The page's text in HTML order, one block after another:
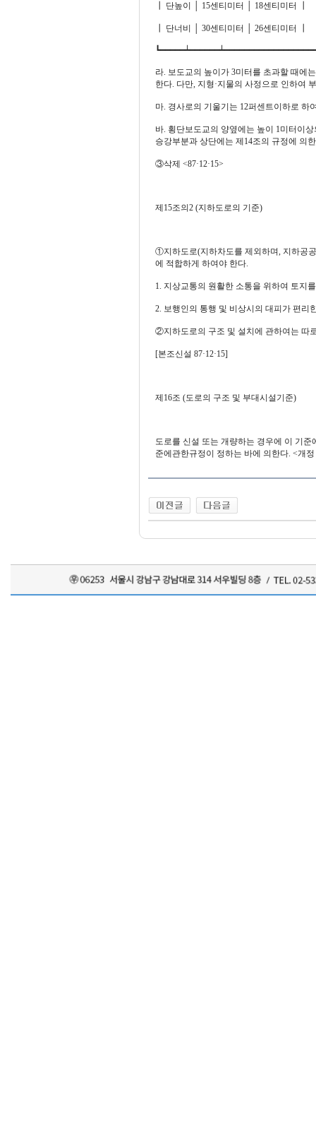
┃ 단높이 │ 15센티미터 │ 18센티미터 ┃
┃ 단너비 │ 30센티미터 │ 26센티미터 ┃
라. 보도교의 높이가 3미터를 초과할 때에
한다. 다만, 지형·지물의 사정으로 인하여
마. 경사로의 기울기는 12퍼센트이하로 하
바. 횡단보도교의 양옆에는 높이 1미터이
승강부분과 상단에는 제14조의 규정에 의
③삭제 <87·12·15>
제15조의2 (지하도로의 기준)
①지하도로(지하차도를 제외하며, 지하공
에 적합하게 하여야 한다.
1. 지상교통의 원활한 소통을 위하여 토지
2. 보행인의 통행 및 비상시의 대피가 편리
②지하도로의 구조 및 설치에 관하여는 따
[본조신설 87·12·15]
제16조 (도로의 구조 및 부대시설기준)
도로를 신설 또는 개량하는 경우에 이 기
준에관한규정이 정하는 바에 의한다. <개정